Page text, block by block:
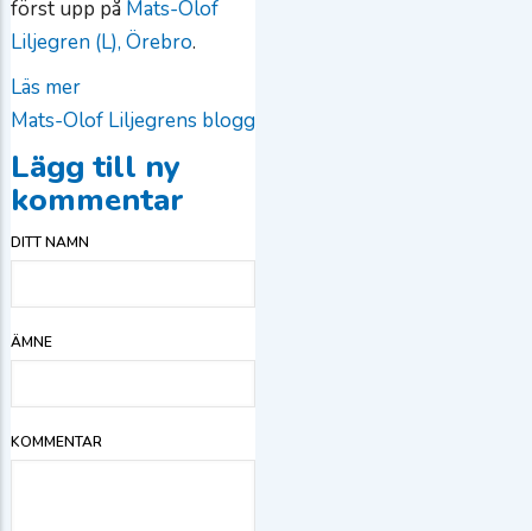
först upp på Mats-Olof
Liljegren (L), Örebro.
Läs mer
Idag
har
S,
och
resurser
Mats-Olof Liljegrens blogg
Lägg till ny
kommentar
DITT NAMN
ÄMNE
KOMMENTAR